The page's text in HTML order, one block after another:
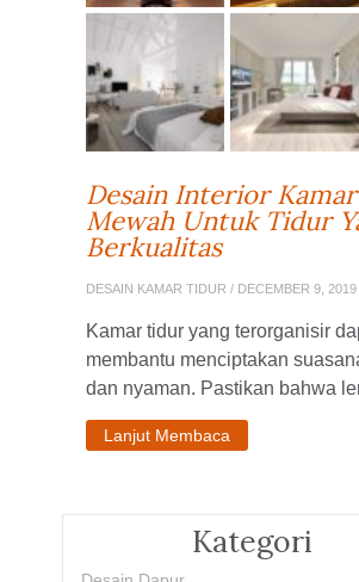
Desain Interior
Mewah Untuk Tidur
Berkualitas
DESAIN KAMAR TIDUR / DECEMBER 9,
Kamar tidur yang terorganisir
membantu menciptakan
dan nyaman. Pastikan bahwa
Lanjut Membaca
Kategori